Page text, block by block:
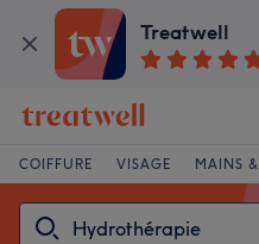
Treatwell
COIFFURE VISAGE MAINS